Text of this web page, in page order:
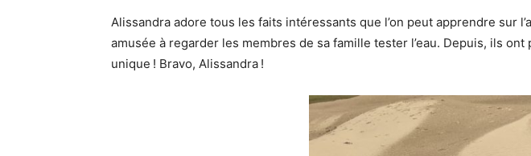
Alissandra adore tous les faits intéressants que l’on peut apprendre sur
amusée à regarder les membres de sa famille tester l’eau. Depuis, ils
unique ! Bravo, Alissandra !